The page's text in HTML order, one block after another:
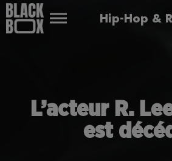
Hip-Hop &
L’acteur R.
est